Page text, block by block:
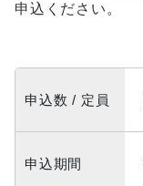
申込ください。
申込数 / 定員
申込期間